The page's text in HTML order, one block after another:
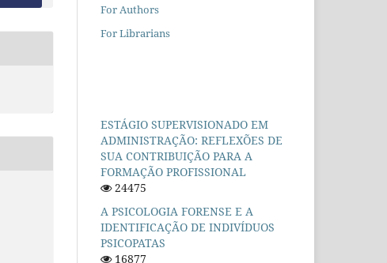
For Authors
For Librarians
ESTÁGIO SUPERVISIONADO EM
ADMINISTRAÇÃO: REFLEXÕES DE
SUA CONTRIBUIÇÃO PARA A
FORMAÇÃO PROFISSIONAL
24475
A PSICOLOGIA FORENSE E A
IDENTIFICAÇÃO DE INDIVÍDUOS
PSICOPATAS
16877